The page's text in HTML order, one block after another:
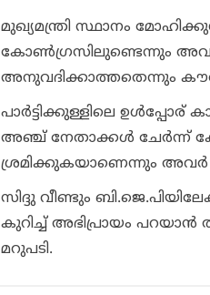
മുഖ്യമന്ത്രി സ്ഥാനം
കോണ്‍ഗ്രസിലുണ്ടെന്നും
അനുവദിക്കാത്തതെന്നും
പാര്‍ട്ടിക്കുള്ളിലെ ഉള്‍പ്പോര്
അഞ്ച് നേതാക്കള്‍ ചേര്‍ന്ന്
ശ്രമിക്കുകയാണെന്നും
സിദ്ദു വീണ്ടും
കുറിച്ച് അഭിപ്രായം പറയാന്‍
മറുപടി.